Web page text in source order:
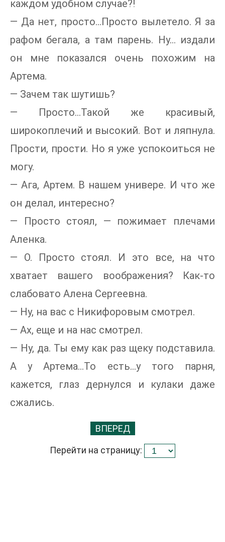
каждом удобном случае?!
— Да нет, просто…Просто вылетело. Я за
рафом бегала, а там парень. Ну… издали
он мне показался очень похожим на
Артема.
— Зачем так шутишь?
— Просто…Такой же красивый,
широкоплечий и высокий. Вот и ляпнула.
Прости, прости. Но я уже успокоиться не
могу.
— Ага, Артем. В нашем универе. И что же
он делал, интересно?
— Просто стоял, — пожимает плечами
Аленка.
— О. Просто стоял. И это все, на что
хватает вашего воображения? Как-то
слабовато Алена Сергеевна.
— Ну, на вас с Никифоровым смотрел.
— Ах, еще и на нас смотрел.
— Ну, да. Ты ему как раз щеку подставила.
А у Артема…То есть…у того парня,
кажется, глаз дернулся и кулаки даже
сжались.
ВПЕРЕД
Перейти на страницу: